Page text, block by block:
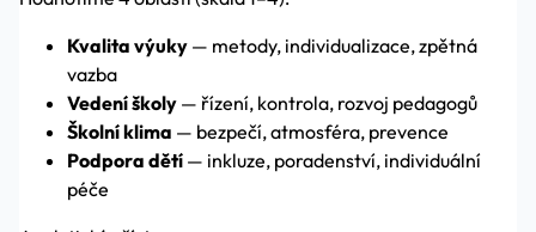
Kvalita výuky — metody, individualizace, zpětná
vazba
Vedení školy — řízení, kontrola, rozvoj pedagogů
Školní klima — bezpečí, atmosféra, prevence
Podpora dětí — inkluze, poradenství, individuální
péče